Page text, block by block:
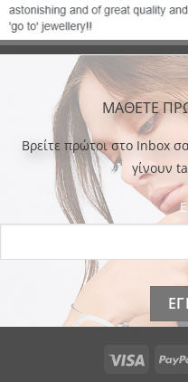
ΜΑΘΕΤΕ
Bρείτε πρώτοι στο Inbox
γίνουν
Visa